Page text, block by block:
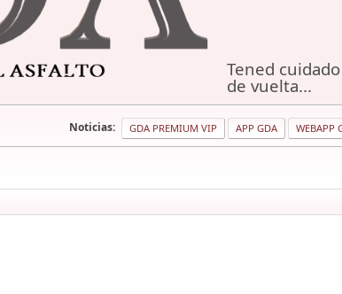
Tened
de vuelta...
Noticias: GDA PREMIUM VIP APP GDA WEBAPP